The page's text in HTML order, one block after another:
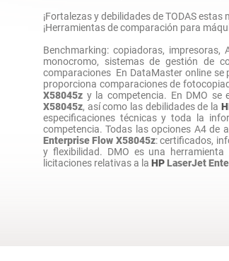
¡Fortalezas y debilidades de TODAS estas
¡Herramientas de comparación para
Benchmarking: copiadoras,
monocromo, sistemas de gestión de
comparaciones En DataMaster online se
proporciona comparaciones de
X58045z y la competencia. En DMO
X58045z, así como las debilidades de la
especificaciones técnicas y toda la
competencia. Todas las opciones A4 de
Enterprise Flow X58045z: certificados,
y flexibilidad. DMO es una
licitaciones relativas a la HPLaserJet